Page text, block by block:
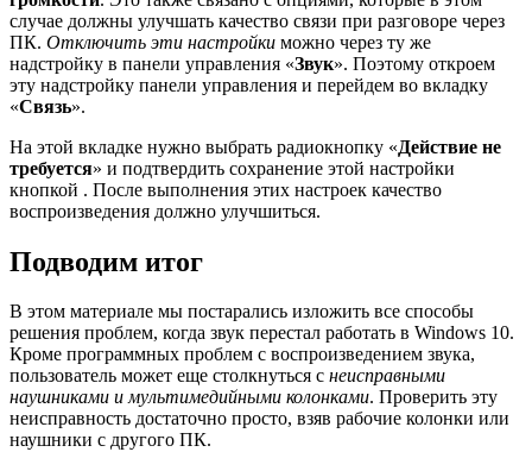
случае должны улучшать качество связи при разговоре через
ПК. Отключить эти настройки можно через ту же
надстройку в панели управления «Звук». Поэтому откроем
эту надстройку панели управления и перейдем во вкладку
«Связь».
На этой вкладке нужно выбрать радиокнопку «Действие не
требуется» и подтвердить сохранение этой настройки
кнопкой . После выполнения этих настроек качество
воспроизведения должно улучшиться.
Подводим итог
В этом материале мы постарались изложить все способы
решения проблем, когда звук перестал работать в Windows 10.
Кроме программных проблем с воспроизведением звука,
пользователь может еще столкнуться с неисправными
наушниками и мультимедийными колонками. Проверить эту
неисправность достаточно просто, взяв рабочие колонки или
наушники с другого ПК.